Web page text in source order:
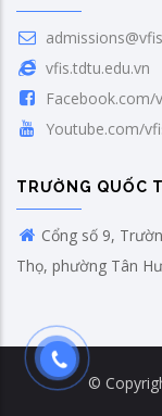
vfis.tdtu.edu.vn
Facebook.com/
Youtube.com/
TRƯỜNG QUỐC
Cổng số 9,
Thọ, phường Tân
©